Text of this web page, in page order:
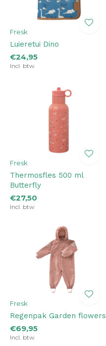
Fresk
Luieretui Dino
€24,95
Incl. btw
Fresk
Thermosfles 500 ml
Butterfly
€27,50
Incl. btw
Fresk
Regenpak Garden flowers
€69,95
Incl. btw